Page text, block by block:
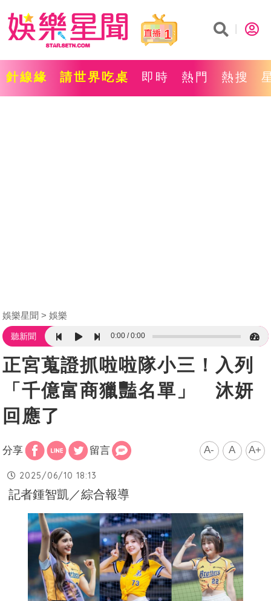
1
針線緣 請世界吃桌 即時 熱門 熱搜
娛樂星聞 娛樂
聽新聞 0:00 0:00
正宮蒐證抓啦啦隊小三！入列
「千億富商獵豔名單」 沐妍
回應了
分享 留言 A- A A+
2025/06/10 18:13
記者鍾智凱／綜合報導